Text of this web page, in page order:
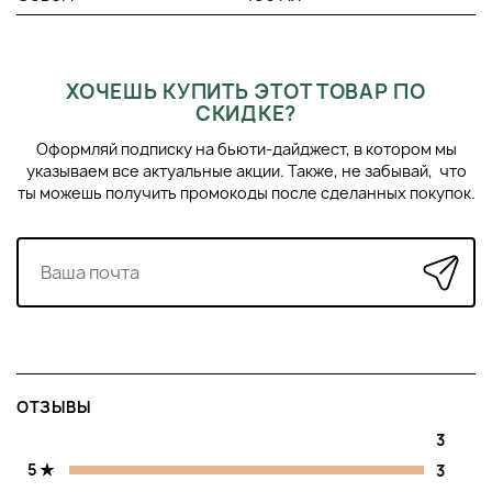
ХОЧЕШЬ КУПИТЬ ЭТОТ ТОВАР ПО
СКИДКЕ?
Оформляй подписку на бьюти-дайджест, в котором мы
указываем все актуальные акции. Также, не забывай, что
ты можешь получить промокоды после сделанных покупок.
ОТЗЫВЫ
3
5
3